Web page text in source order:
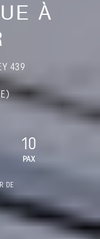
À
439
10
PAX
DE